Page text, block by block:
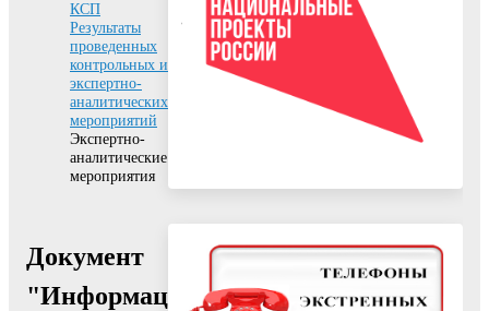
КСП
Результаты
проведенных
контрольных и
экспертно-
аналитических
мероприятий
Экспертно-
аналитические
мероприятия
Документ
"Информация